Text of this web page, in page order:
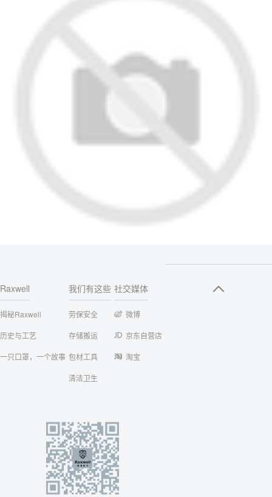
Raxwell
揭秘Raxwell
历史与工艺
一只口罩，一个故事
我们有这些
劳保安全
存储搬运
包材工具
清洁卫生
社交媒体
微博
京东自营店
淘宝